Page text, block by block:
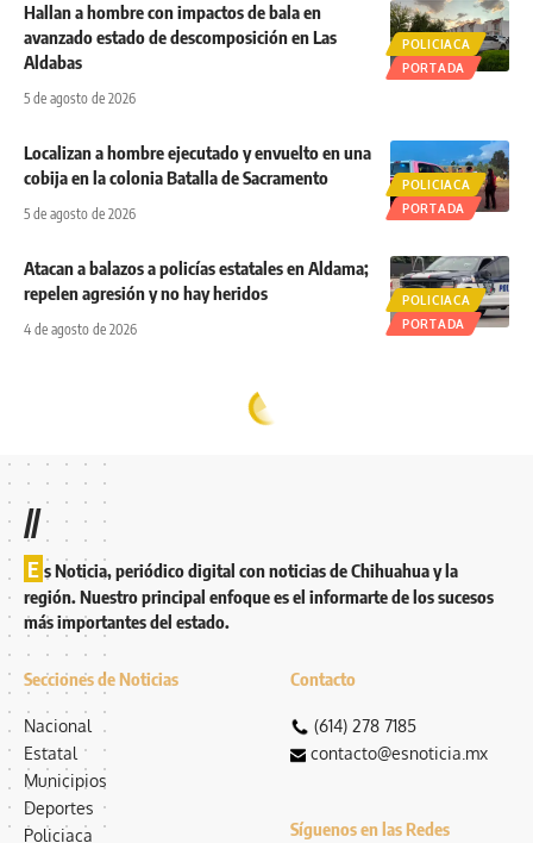
POLICIACA
PORTADA
Hallan a hombre con impactos de bala en
avanzado estado de descomposición en Las
Aldabas
5 de agosto de 2026
POLICIACA
PORTADA
Localizan a hombre ejecutado y envuelto en una
cobija en la colonia Batalla de Sacramento
5 de agosto de 2026
POLICIACA
PORTADA
Atacan a balazos a policías estatales en Aldama;
repelen agresión y no hay heridos
4 de agosto de 2026
//
E s Noticia, periódico digital con noticias de Chihuahua y la
región. Nuestro principal enfoque es el informarte de los sucesos
más importantes del estado.
Secciones de Noticias
Nacional
Estatal
Municipios
Deportes
Policiaca
Contacto
(614) 278 7185
contacto@esnoticia.mx
Síguenos en las Redes